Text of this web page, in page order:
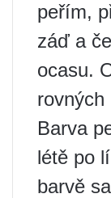
peřím,
záď a
ocasu.
rovných
Barva
létě po
barvě